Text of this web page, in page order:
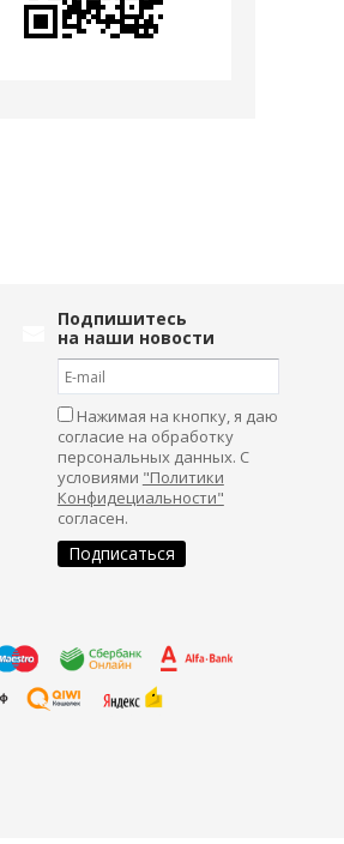
Подпишитесь
на наши новости
Нажимая на кнопку, я даю
согласие на обработку
персональных данных. С
условиями "Политики
Конфидециальности"
согласен.